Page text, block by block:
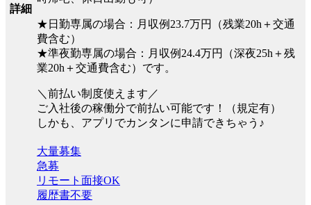
詳細
★日勤専属の場合：月収例23.7万円（残業20h＋交通
費含む）
★準夜勤専属の場合：月収例24.4万円（深夜25h＋残
業20h＋交通費含む）です。
＼前払い制度使えます／
ご入社後の稼働分で前払い可能です！（規定有）
しかも、アプリでカンタンに申請できちゃう♪
大量募集
急募
リモート面接OK
履歴書不要